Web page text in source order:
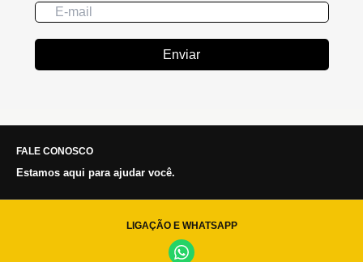
Enviar
FALE CONOSCO
Estamos aqui para ajudar você.
LIGAÇÃO E WHATSAPP